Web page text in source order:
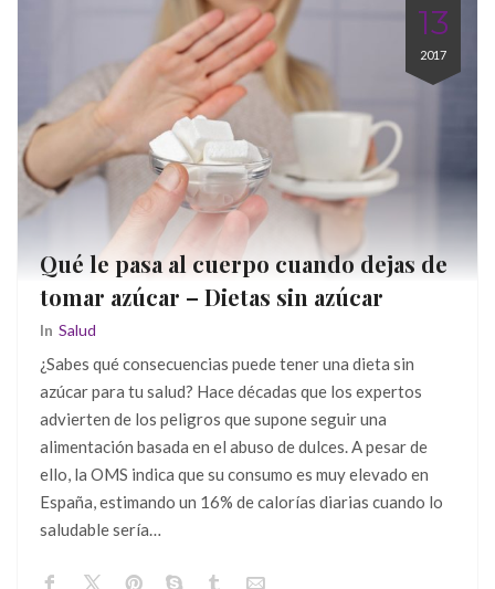
13
2017
Qué le pasa al cuerpo cuando dejas de
tomar azúcar – Dietas sin azúcar
In Salud
¿Sabes qué consecuencias puede tener una dieta sin
azúcar para tu salud? Hace décadas que los expertos
advierten de los peligros que supone seguir una
alimentación basada en el abuso de dulces. A pesar de
ello, la OMS indica que su consumo es muy elevado en
España, estimando un 16% de calorías diarias cuando lo
saludable sería…